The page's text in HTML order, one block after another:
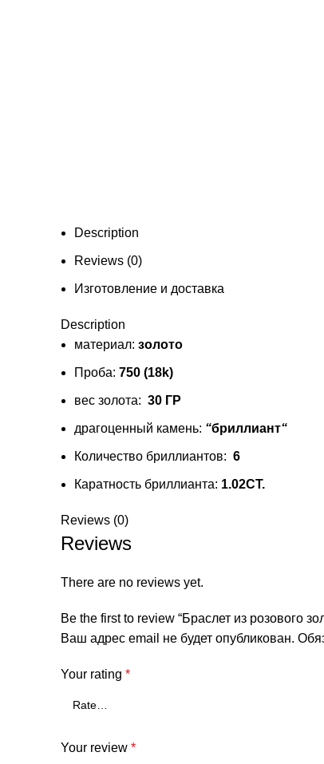
Description
Reviews (0)
Изготовление и доставка
Description
материал: золото
Проба: 750 (18k)
вес золота: 30 ГР
драгоценный камень: “бриллиант“
Количество бриллиантов: 6
Каратность бриллианта: 1.02CT.
Reviews (0)
Reviews
There are no reviews yet.
Be the first to review “Браслет из розового
Ваш адрес email не будет опубликован.
Your rating *
Your review *